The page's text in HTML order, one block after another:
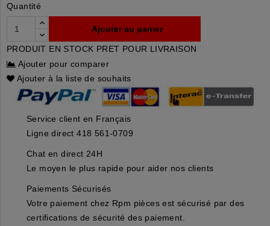
Quantité
Ajouter au panier
PRODUIT EN STOCK PRET POUR LIVRAISON
Ajouter pour comparer
Ajouter à la liste de souhaits
Service client en Français
Ligne direct 418 561-0709
Chat en direct 24H
Le moyen le plus rapide pour aider nos clients
Paiements Sécurisés
Votre paiement chez Rpm pièces est sécurisé par des
certifications de sécurité des paiement.